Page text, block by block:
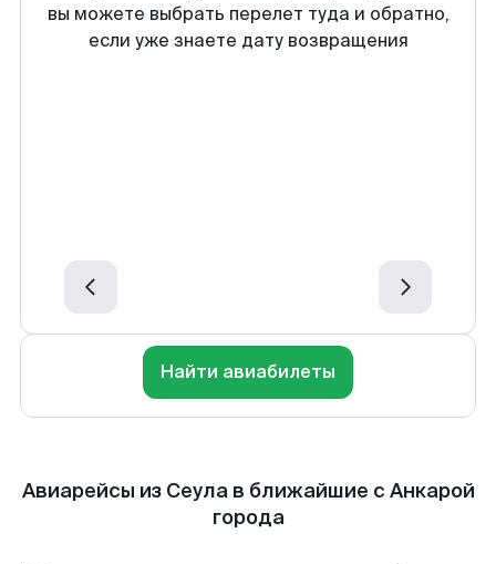
вы можете выбрать перелет туда и обратно,
если уже знаете дату возвращения
Найти авиабилеты
Авиарейсы из Сеула в ближайшие с Анкарой
города